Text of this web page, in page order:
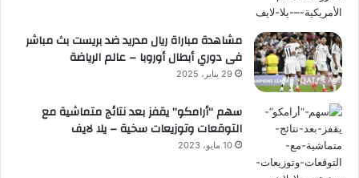
مشاهدة مباراة ريال مدريد ضد بريست بث مباشر
فى دوري أبطال أوروبا – عالم الرياضة
29 يناير، 2025
سهم “أرامكو” يقفز بعد نتائج متماشية مع
التوقعات وتوزيعات سخية – يلا لايف
10 مايو، 2023